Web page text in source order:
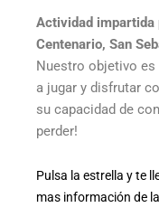
Actividad impartida
Centenario, San
Nuestro objetivo
a jugar y disfrutar
su capacidad de
perder!
Pulsa la estrella y te
mas información de